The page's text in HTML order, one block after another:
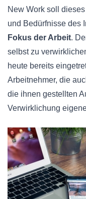
New Work soll
und Bedürfnisse des
Fokus der Arbeit.
selbst zu
heute bereits
Arbeitnehmer, die
die ihnen gestellten
Verwirklichung